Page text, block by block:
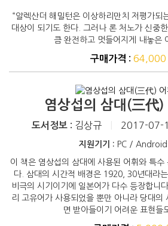
“알렉산더 해밀턴은 이상하리만치 저평가되
대상이 되기도 한다. 그러나 론 처노가 신중
큼 완전하고 멋들어지게 내놓은
구매가격 : 64,000
염상섭의 삼대(三代)
도서정보 : 김상규 2017-07-
지원기기 : PC /
이 책은 염상섭의 삼대에 사용된 어휘와 특수
다. 삼대의 시간적 배경은 1920, 30년대라
비극의 시기이기에 일본어가 다수 등장합니
리 고유어가 사용되었을 뿐만 아니라 당대의
면 받아들이기 어려운 표현들